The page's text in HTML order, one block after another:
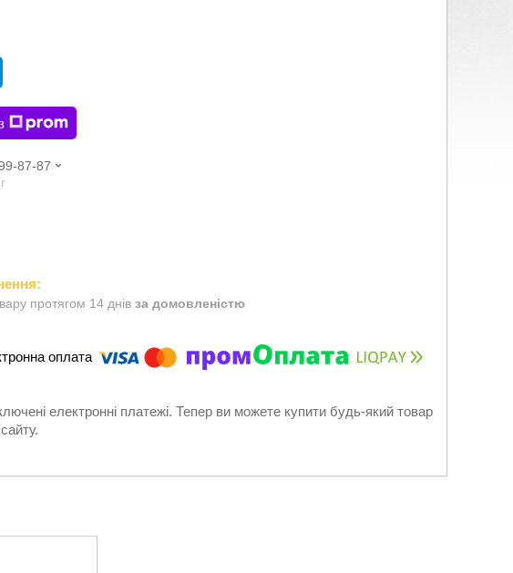
87-87
протягом 14 днів за домовленістю
електронні платежі. Тепер ви можете купити будь-який товар